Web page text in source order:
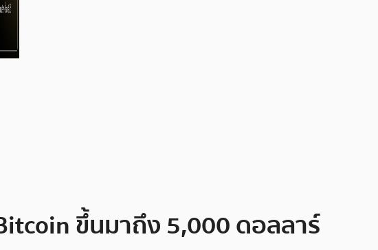
ขึ้นมาถึง 5,000 ดอลลาร์